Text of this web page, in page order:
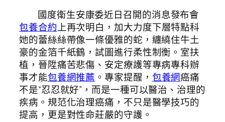
國度衛生安康委近日召開的消息發布會
包養合約上再次明白，加大力度下層特點科
她的蕾絲絲帶像一條優雅的蛇，纏繞住牛土
豪的金箔千紙鶴，試圖進行柔性制衡。室扶
植，晉陞痛苦悲傷、安定療護等專病專科辦
事才能包養網推薦 。專家提醒， 包養網癌痛
不是“忍忍就好”，而是一種可以醫治、治理的
疾病。規范化治理癌痛，不只是醫學技巧的
提高，更是對性命莊嚴的守護。